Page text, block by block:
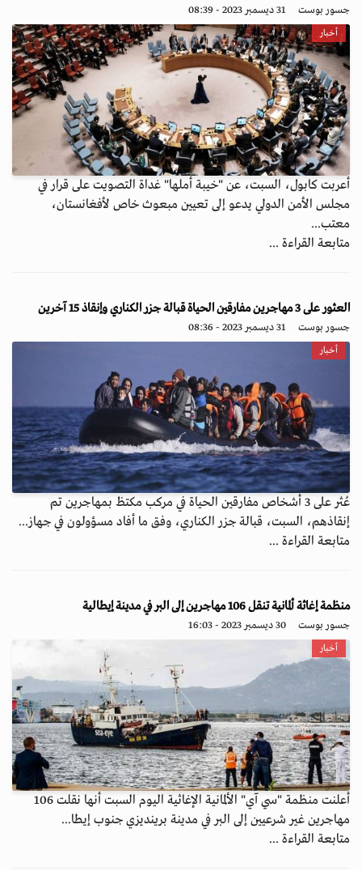
جسور بوست 31 ديسمبر 2023 - 08:39
أخبار
أعربت كابول، السبت، عن "خيبة أملها" غداة التصويت على قرار في
مجلس الأمن الدولي يدعو إلى تعيين مبعوث خاص لأفغانستان،
معتب...
متابعة القراءة ...
العثور على 3 مهاجرين مفارقين الحياة قبالة جزر الكناري وإنقاذ 15 آخرين
جسور بوست 31 ديسمبر 2023 - 08:36
أخبار
عُثر على 3 أشخاص مفارقين الحياة في مركب مكتظ بمهاجرين تم
إنقاذهم، السبت، قبالة جزر الكناري، وفق ما أفاد مسؤولون في جهاز...
متابعة القراءة ...
منظمة إغاثة ألمانية تنقل 106 مهاجرين إلى البر في مدينة إيطالية
جسور بوست 30 ديسمبر 2023 - 16:03
أخبار
أعلنت منظمة "سي آي" الألمانية الإغاثية اليوم السبت أنها نقلت 106
مهاجرين غير شرعيين إلى البر في مدينة برينديزي جنوب إيطا...
متابعة القراءة ...